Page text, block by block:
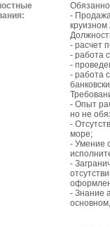
- Продажа
- расчет
- работа
-
- работа
- Опыт
но не
-
море;
- Умение
-
- Знание